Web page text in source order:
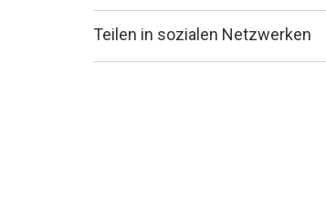
Teilen in sozialen Netzwerken